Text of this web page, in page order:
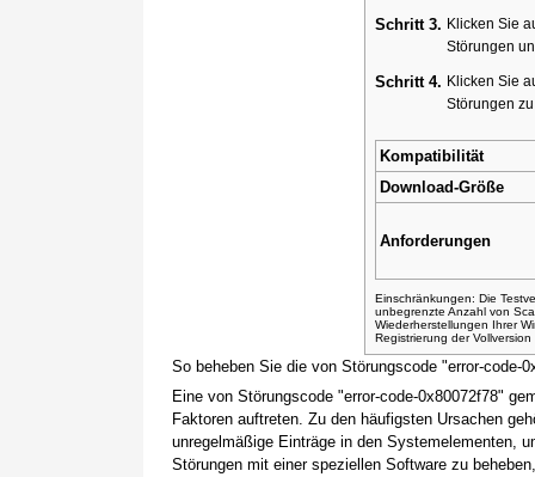
So beheben Sie die von Störungscode "error-code-
Eine von Störungscode "error-code-0x80072f78"
Faktoren auftreten. Zu den häufigsten Ursachen
unregelmäßige Einträge in den Systemelementen,
Störungen mit einer speziellen Software zu
Schritt 3. Klicken Sie
Störungen
Schritt 4. Klicken Sie
Störungen
Kompatibilität
Download-Größe
Anforderungen
Einschränkungen: Die
unbegrenzte Anzahl von
Wiederherstellungen Ihrer
Registrierung der